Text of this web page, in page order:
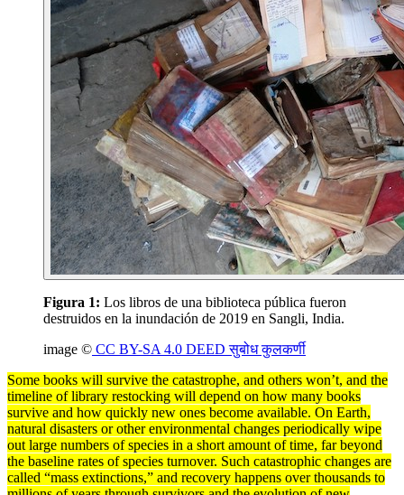
Figura 1: Los libros de una biblioteca pública fueron
destruidos en la inundación de 2019 en Sangli, India.
image © CC BY-SA 4.0 DEED सुबोध कुलकर्णी
Some books will survive the catastrophe, and others won’t, and the
timeline of library restocking will depend on how many books
survive and how quickly new ones become available. On Earth,
natural disasters or other environmental changes periodically wipe
out large numbers ofspecies in a short amount of time, far beyond
the baseline rates of species turnover. Such catastrophic changes are
called “mass extinctions,” and recovery happens over thousands to